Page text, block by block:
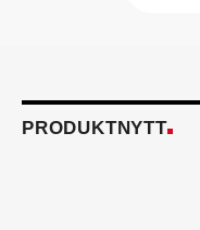
Anastasia
PRODUKTNYTT